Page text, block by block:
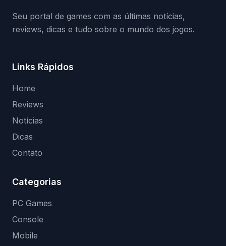
Seu portal de games com as últimas notícias,
reviews, dicas e tudo sobre o mundo dos jogos.
Links Rápidos
Home
Reviews
Notícias
Dicas
Contato
Categorias
PC Games
Console
Mobile